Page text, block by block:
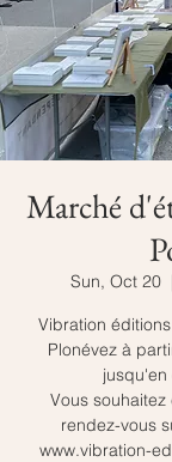
Marché
Sun, Oct 20
  |
Vibration
Plonévez à
Vous
rendez-vous
www.vibration-